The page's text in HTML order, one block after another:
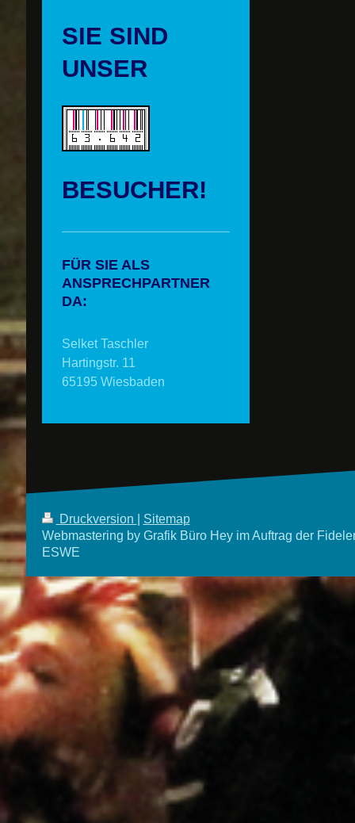
SIE SIND
UNSER
BESUCHER!
FÜR SIE ALS
ANSPRECHPARTNER
DA:
Selket Taschler
Hartingstr. 11
65195 Wiesbaden
Druckversion
Sitemap
Webmastering by Grafik Büro Hey im Auftrag der
ESWE